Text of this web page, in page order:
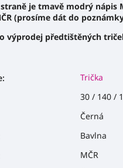
straně je tmavě modrý
(prosíme dát do
o výprodej předtištěných
:
Trička
30 / 140 /
Černá
Bavlna
MČR